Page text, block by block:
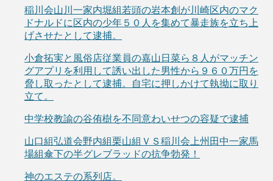
稲川会山川一家内堀組若頭の岩本創が川崎区内のマク
ドナルドに区内の少年５０人を集めて暴走族を立ち上
げさせたとして逮捕。
小倉拓実と風俗店従業員の嘉山日菜ら８人がマッチン
グアプリを利用して誘い出した男性から９６０万円を
脅し取ったとして逮捕。自宅に押しかけて執拗に取り
立て。
中学校教諭の谷侑樹を不同意わいせつの容疑で逮捕
山口組弘道会野内組栗山組ＶＳ稲川会上州田中一家馬
場組傘下の半グレブラッドの抗争勃発！
神のエステの系列店。